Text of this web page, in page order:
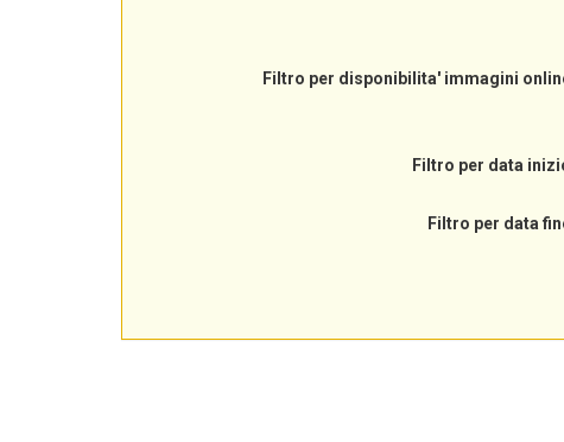
Filtro per disponibilita' immagini
Filtro per data
Filtro per data